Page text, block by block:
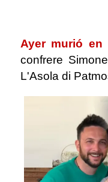
Ayer murió en
confrere
L'Asola di